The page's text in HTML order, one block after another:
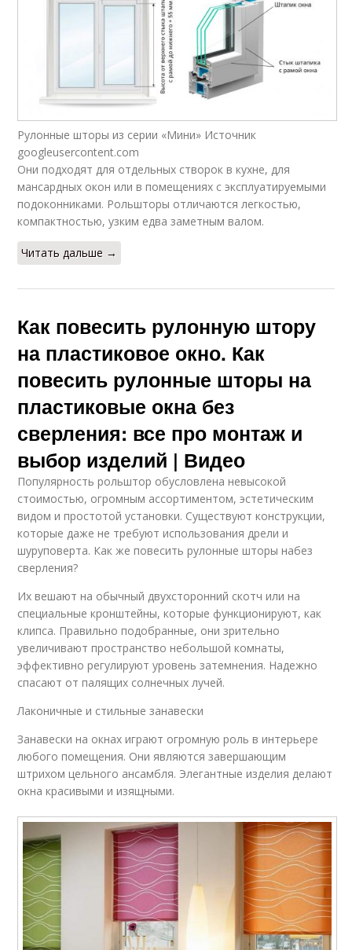
Рулонные шторы из серии «Мини» Источник
googleusercontent.com
Они подходят для отдельных створок в кухне, для
мансардных окон или в помещениях с эксплуатируемыми
подоконниками. Рольшторы отличаются легкостью,
компактностью, узким едва заметным валом.
Читать дальше →
Как повесить рулонную штору
на пластиковое окно. Как
повесить рулонные шторы на
пластиковые окна без
сверления: все про монтаж и
выбор изделий | Видео
Популярность рольштор обусловлена невысокой
стоимостью, огромным ассортиментом, эстетическим
видом и простотой установки. Существуют конструкции,
которые даже не требуют использования дрели и
шуруповерта. Как же повесить рулонные шторы набез
сверления?
Их вешают на обычный двухсторонний скотч или на
специальные кронштейны, которые функционируют, как
клипса. Правильно подобранные, они зрительно
увеличивают пространство небольшой комнаты,
эффективно регулируют уровень затемнения. Надежно
спасают от палящих солнечных лучей.
Лаконичные и стильные занавески
Занавески на окнах играют огромную роль в интерьере
любого помещения. Они являются завершающим
штрихом цельного ансамбля. Элегантные изделия делают
окна красивыми и изящными.